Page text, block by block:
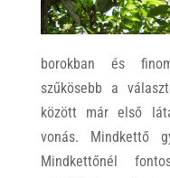
borokban és
szűkösebb a
között már első
vonás. Mindkettő
Mindkettőnél